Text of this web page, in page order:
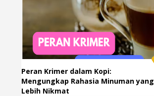
Peran Krimer dalam Kopi:
Mengungkap Rahasia Minuman yang
Lebih Nikmat